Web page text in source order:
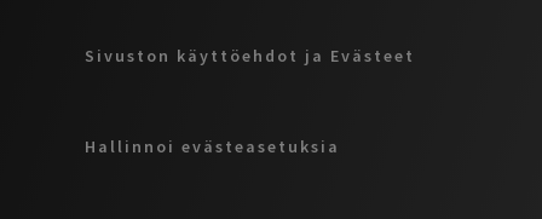
Sivuston käyttöehdot ja Evästeet
Hallinnoi evästeasetuksia